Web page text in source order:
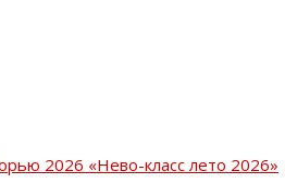
2026 «Нево-класс лето 2026»